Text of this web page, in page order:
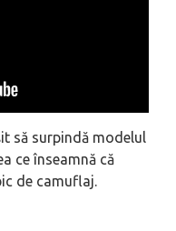
să surpindă modelul
ce înseamnă că
de camuflaj.